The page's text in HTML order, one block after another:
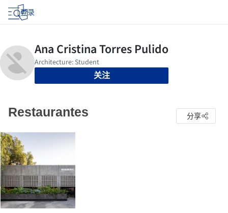
登录
关注
Restaurantes 分享